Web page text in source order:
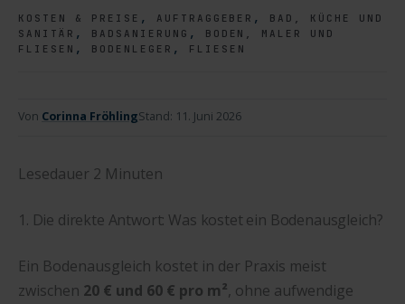
KOSTEN & PREISE , AUFTRAGGEBER ,
BAD, KÜCHE UND
SANITÄR , BADSANIERUNG ,
BODEN, MALER UND
FLIESEN , BODENLEGER , FLIESEN
Von Corinna FröhlingStand: 11. Juni 2026
Lesedauer 2 Minuten
1. Die direkte Antwort: Was kostet ein Bodenausgleich?
Ein Bodenausgleich kostet in der Praxis meist
zwischen 20 € und 60 € pro m², ohne aufwendige